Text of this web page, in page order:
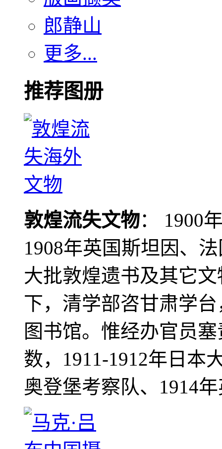
郎静山
更多...
推荐图册
敦煌流失文物： 1900
1908年英国斯坦因、
大批敦煌遗书及其它
下，清学部咨甘肃学
图书馆。惟经办官员
数，1911-1912年日本
奥登堡考察队、1914